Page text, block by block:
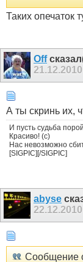
Таких опечаток
Off
21.12.2010
А ты скринь их,
И пусть судьба
Красиво! (с)
Нас невозможно
[SIGPIC][/SIGPIC]
abyse
22.12.2010
Сообщение